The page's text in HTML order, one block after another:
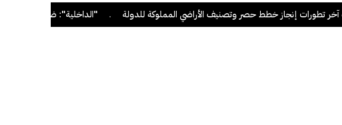
إنجاز خطط حصر وتصنيف الأراضي المملوكة للدولة . "الداخلية": ضبط 56 مخالفاً في حملة أمنية مشتركة بالتعاون مع "القوى العاملة"